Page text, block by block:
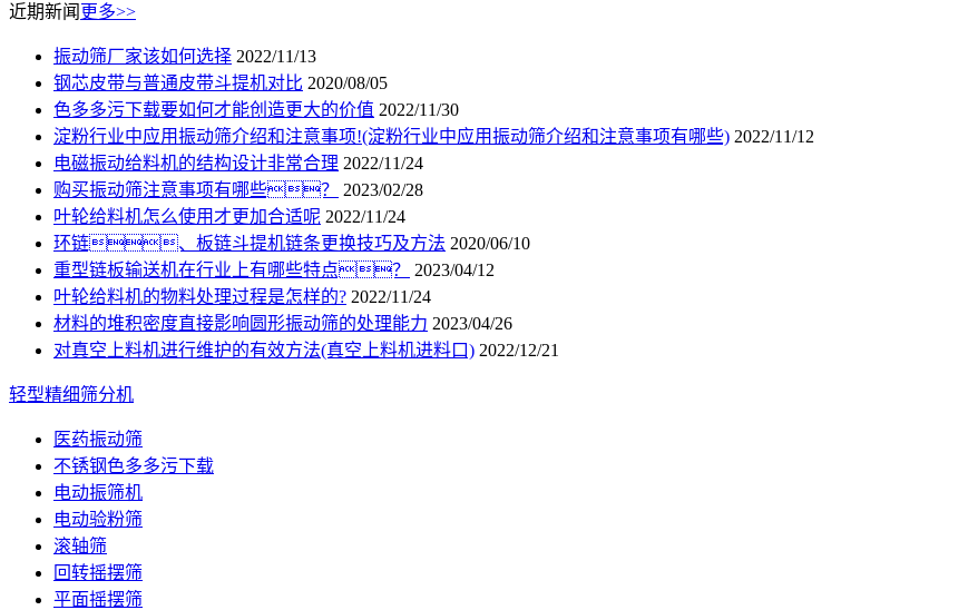
近期新闻 更多>>
振动筛厂家该如何选择 2022/11/13
钢芯皮带与普通皮带斗提机对比 2020/08/05
色多多污下载要如何才能创造更大的价值 2022/11/30
淀粉行业中应用振动筛介绍和注意事项!(淀粉行业中应用振动筛介绍和注意事项有哪些) 2022/11/12
电磁振动给料机的结构设计非常合理 2022/11/24
购买振动筛注意事项有哪些？
2023/02/28
叶轮给料机怎么使用才更加合适呢 2022/11/24
环链、板链斗提机链条更换技巧及方法 2020/06/10
重型链板输送机在行业上有哪些特点？
2023/04/12
叶轮给料机的物料处理过程是怎样的? 2022/11/24
材料的堆积密度直接影响圆形振动筛的处理能力 2023/04/26
对真空上料机进行维护的有效方法(真空上料机进料口) 2022/12/21
轻型精细筛分机
医药振动筛
不锈钢色多多污下载
电动振筛机
电动验粉筛
滚轴筛
回转摇摆筛
平面摇摆筛